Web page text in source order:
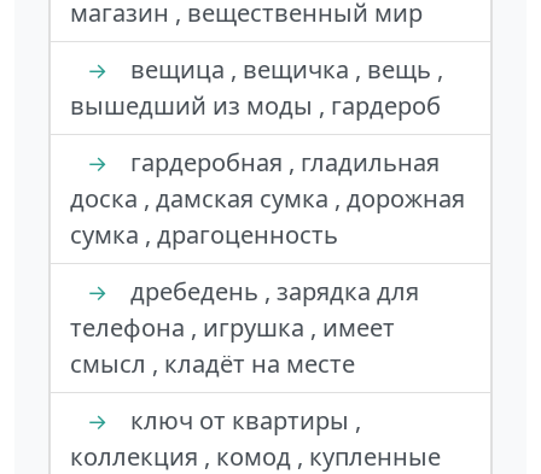
магазин , вещественный мир
→
вещица , вещичка , вещь ,
вышедший из моды , гардероб
→
гардеробная , гладильная
доска , дамская сумка , дорожная
сумка , драгоценность
→
дребедень , зарядка для
телефона , игрушка , имеет
смысл , кладёт на месте
→
ключ от квартиры ,
коллекция , комод , купленные